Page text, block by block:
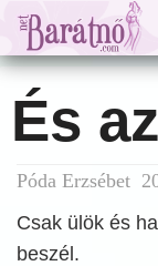
És
Póda Erzsébet
Csak ülök és
beszél.